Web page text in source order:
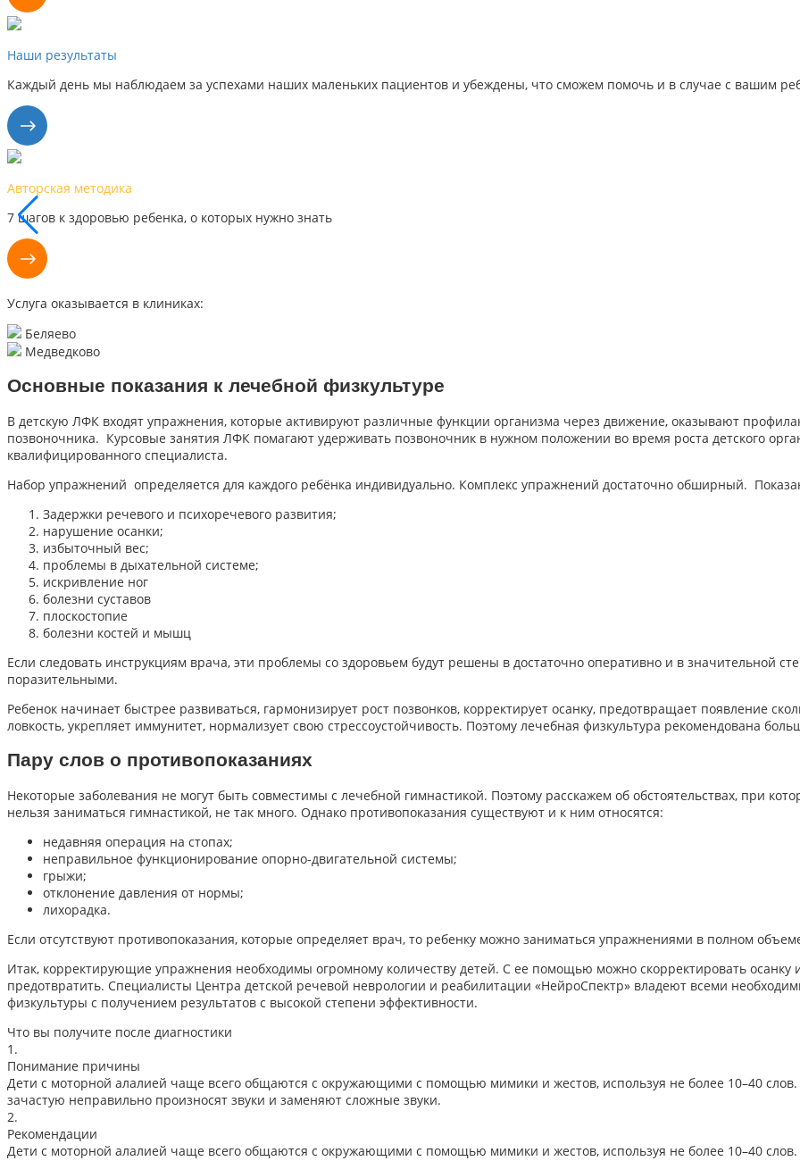
Наши результаты
Каждый день мы наблюдаем за успехами наших маленьких пациентов и убеждены, что сможем помочь и в случае с вашим
Авторская методика
7 шагов к здоровью ребенка, о которых нужно знать
Услуга оказывается в клиниках:
Беляево
Медведково
Основные показания к лечебной физкультуре
В детскую ЛФК входят упражнения, которые активируют различные функции организма через движение, оказывают
позвоночника. Курсовые занятия ЛФК помагают удерживать позвоночник в нужном положении во время роста детского
квалифицированного специалиста.
Набор упражнений определяется для каждого ребёнка индивидуально. Комплекс упражнений достаточно обширный.
Задержки речевого и психоречевого развития;
нарушение осанки;
избыточный вес;
проблемы в дыхательной системе;
искривление ног
болезни суставов
плоскостопие
болезни костей и мышц
Если следовать инструкциям врача, эти проблемы со здоровьем будут решены в достаточно оперативно и в значительной
поразительными.
Ребенок начинает быстрее развиваться, гармонизирует рост позвонков, корректирует осанку, предотвращает появление
ловкость, укрепляет иммунитет, нормализует свою стрессоустойчивость. Поэтому лечебная физкультура рекомендована
Пару слов о противопоказаниях
Некоторые заболевания не могут быть совместимы с лечебной гимнастикой. Поэтому расскажем об обстоятельствах, при
нельзя заниматься гимнастикой, не так много. Однако противопоказания существуют и к ним относятся:
недавняя операция на стопах;
неправильное функционирование опорно-двигательной системы;
грыжи;
отклонение давления от нормы;
лихорадка.
Если отсутствуют противопоказания, которые определяет врач, то ребенку можно заниматься упражнениями в полном
Итак, корректирующие упражнения необходимы огромному количеству детей. С ее помощью можно скорректировать осанку
предотвратить. Специалисты Центра детской речевой неврологии и реабилитации «НейроСпектр» владеют всеми
физкультуры с получением результатов с высокой степени эффективности.
Что вы получите после диагностики
1.
Понимание причины
Дети с моторной алалией чаще всего общаются с окружающими с помощью мимики и жестов, используя не более 10–40
зачастую неправильно произносят звуки и заменяют сложные звуки.
2.
Рекомендации
Дети с моторной алалией чаще всего общаются с окружающими с помощью мимики и жестов, используя не более 10–40